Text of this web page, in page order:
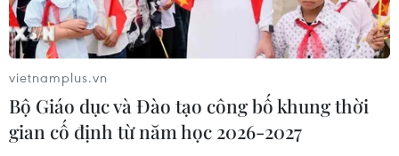
Xem thêm
vietnamplus.vn
Bộ Giáo dục và Đào tạo công bố khung thời
gian cố định từ năm học 2026-2027